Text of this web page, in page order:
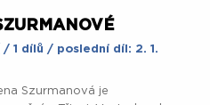
/ 1 dílů / poslední díl: 2. 1.
Szurmanová je